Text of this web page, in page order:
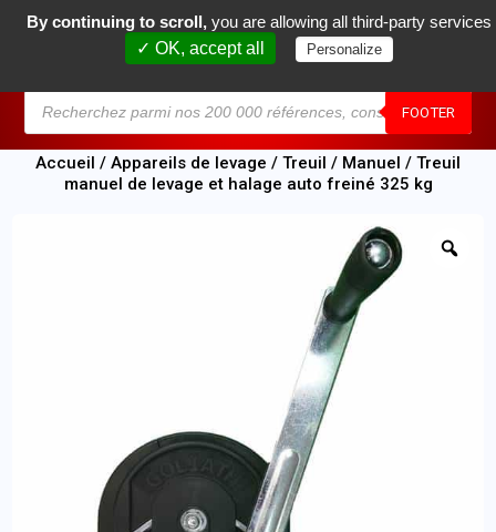
FOOTER
0
Accueil / Appareils de levage / Treuil / Manuel / Treuil
manuel de levage et halage auto freiné 325 kg
By continuing to scroll, you are allowing all third-party services
✓ OK, accept all
Personalize